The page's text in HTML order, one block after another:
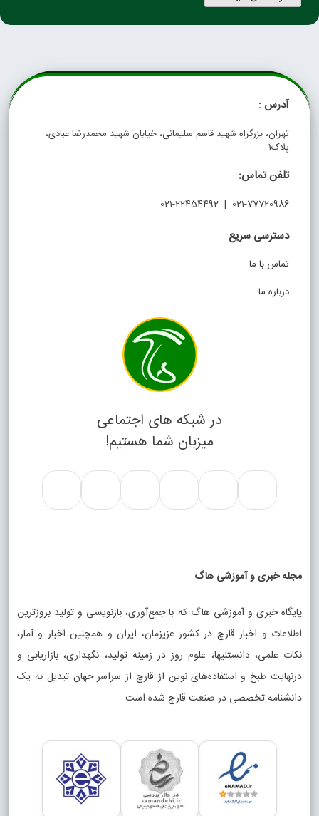
آدرس :
تهران، بزرگراه شهید قاسم سلیمانی، خیابان شهید محمدرضا عبادی،
پلاک1
تلفن تماس:
021-77720986 | 021-22454492
دسترسی سریع
تماس با ما
درباره ما
در شبکه های اجتماعی
میزبان شما هستیم!
مجله خبری و آموزشی هاگ
پایگاه خبری و آموزشی هاگ که با جمع‌آوری، بازنویسی و تولید بروزترین
اطلاعات و اخبار قارچ در کشور عزیزمان، ایران و همچنین اخبار و آمار،
نکات علمی، دانستنیها، علوم روز در زمینه تولید، نگهداری، بازاریابی و
درنهایت طبخ و استفاده‌های نوین از قارچ از سراسر جهان تبدیل به یک
دانشنامه تخصصی در صنعت قارچ شده است.